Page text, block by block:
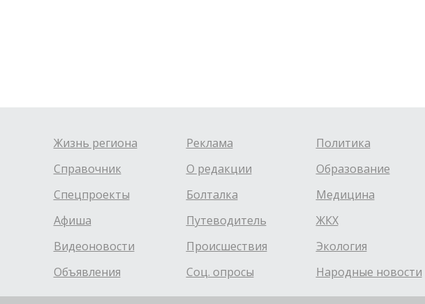
Жизнь региона
Справочник
Спецпроекты
Афиша
Видеоновости
Объявления
Реклама
О редакции
Болталка
Путеводитель
Происшествия
Соц. опросы
Политика
Образование
Медицина
ЖКХ
Экология
Народные новости